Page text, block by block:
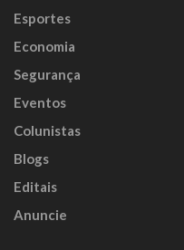
Esportes
Economia
Segurança
Eventos
Colunistas
Blogs
Editais
Anuncie